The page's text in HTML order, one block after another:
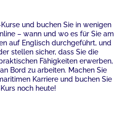
und buchen Sie in wenigen
– wann und wo es für Sie am
auf Englisch durchgeführt, und
stellen sicher, dass Sie die
Fähigkeiten erwerben,
Bord zu arbeiten. Machen Sie
Karriere und buchen Sie
noch heute!